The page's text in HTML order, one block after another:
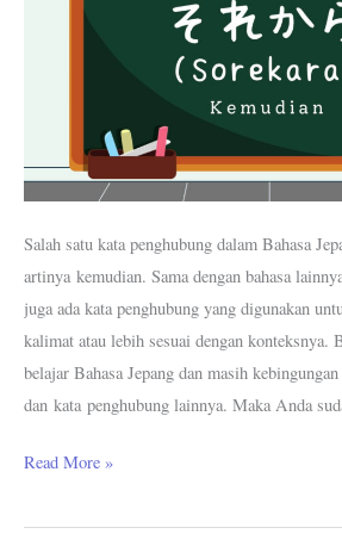
Salah satu kata penghubung dalam Bahasa
artinya kemudian. Sama dengan bahasa
juga ada kata penghubung yang digunakan
kalimat atau lebih sesuai dengan konteksnya.
belajar Bahasa Jepang dan masih
dan kata penghubung lainnya. Maka Anda
Read More »